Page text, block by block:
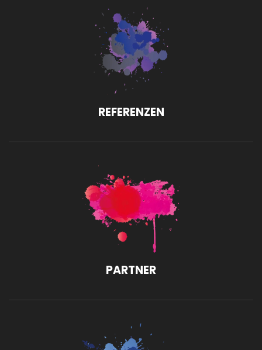
REFERENZEN
PARTNER